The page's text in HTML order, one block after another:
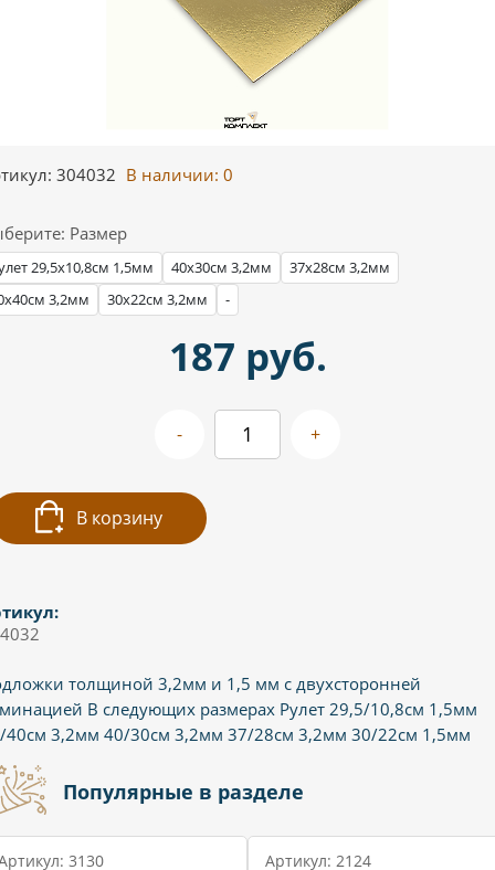
304032 В наличии: 0
Размер
29,5х10,8см 1,5мм 40х30см 3,2мм
37х28см 3,2мм
3,2мм
30х22см 3,2мм -
187 руб.
- +
В корзину
толщиной 3,2мм и 1,5 мм с двухсторонней
В следующих размерах Рулет 29,5/10,8см 1,5мм
40см 3,2мм 40/30см 3,2мм 37/28см 3,2мм 30/22см 1,5мм
Популярные в разделе
3130 Артикул: 2124